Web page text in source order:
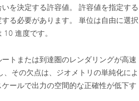
を決定する許容値。 許容値を指定する
る必要があります。 単位は自由に選択
進度です。
トまたは到達圏のレンダリングが高速
その欠点は、ジオメトリの単純化によ
ールで出力の空間的な正確性が低下す